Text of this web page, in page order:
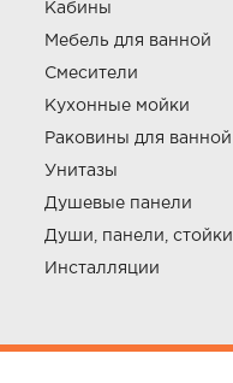
Кабины
Мебель для ванной
Смесители
Кухонные мойки
Раковины для ванной
Унитазы
Душевые панели
Души, панели, стойки
Инсталляции